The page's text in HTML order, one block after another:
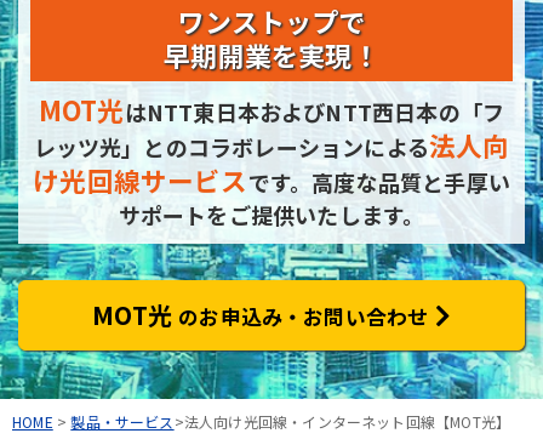
ワンストップで
早期開業を実現！
MOT光はNTT東日本およびNTT西日本の 「フ
レッツ光」とのコラボレーションによる法人向
け光回線サービスです。 高度な品質と手厚い
サポートをご提供いたします。
MOT光 のお申込み・お問い合わせ
HOME >製品・サービス >法人向け光回線・インターネット回線【MOT光】